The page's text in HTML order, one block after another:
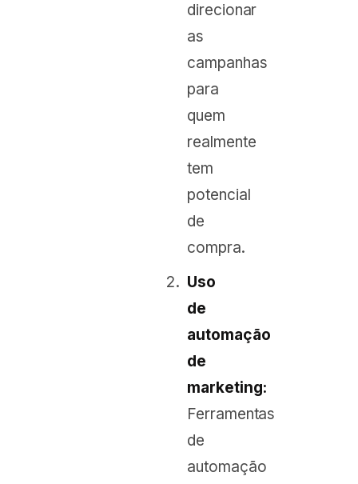
direcionar
as
campanhas
para
quem
realmente
tem
potencial
de
compra.
Uso
de
automação
de
marketing:
Ferramentas
de
automação